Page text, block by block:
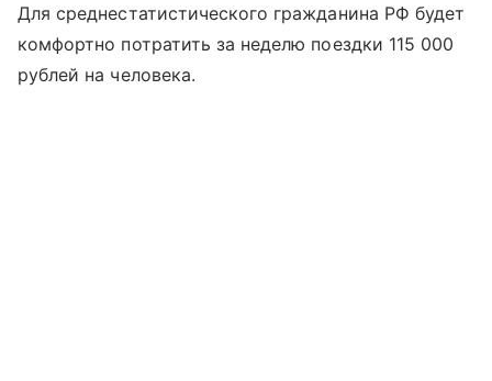
Для среднестатистического гражданина РФ будет
комфортно потратить за неделю поездки 115 000
рублей на человека.